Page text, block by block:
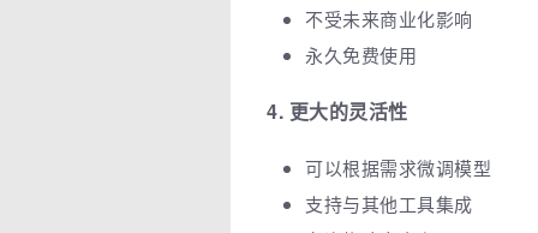
不受未来商业化影响
永久免费使用
4. 更大的灵活性
可以根据需求微调模型
支持与其他工具集成